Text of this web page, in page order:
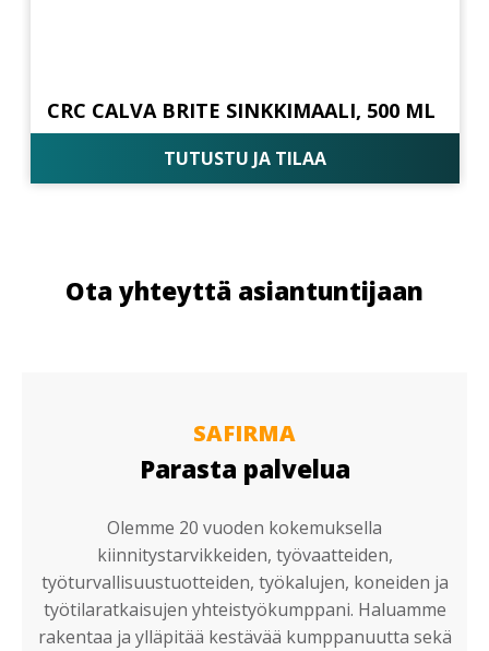
CRC CALVA BRITE SINKKIMAALI, 500 ML
TUTUSTU JA TILAA
Ota yhteyttä asiantuntijaan
SAFIRMA
Parasta palvelua
Olemme 20 vuoden kokemuksella
kiinnitystarvikkeiden, työvaatteiden,
työturvallisuustuotteiden, työkalujen, koneiden ja
työtilaratkaisujen yhteistyökumppani. Haluamme
rakentaa ja ylläpitää kestävää kumppanuutta sekä